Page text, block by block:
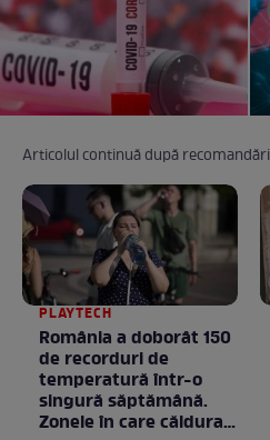
Articolul continuă după recomandări
PLAYTECH
România a doborât 150
de recorduri de
temperatură într-o
singură săptămână.
Zonele în care căldura a